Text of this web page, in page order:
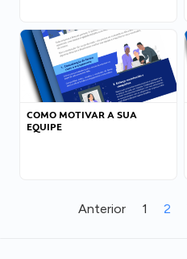
COMO MOTIVAR A SUA
EQUIPE
Anterior 1 2